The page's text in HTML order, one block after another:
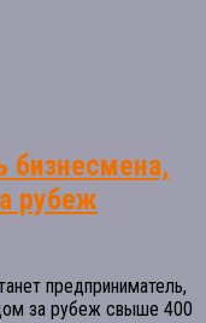
бизнесмена,
рубеж
предприниматель,
за рубеж свыше 400